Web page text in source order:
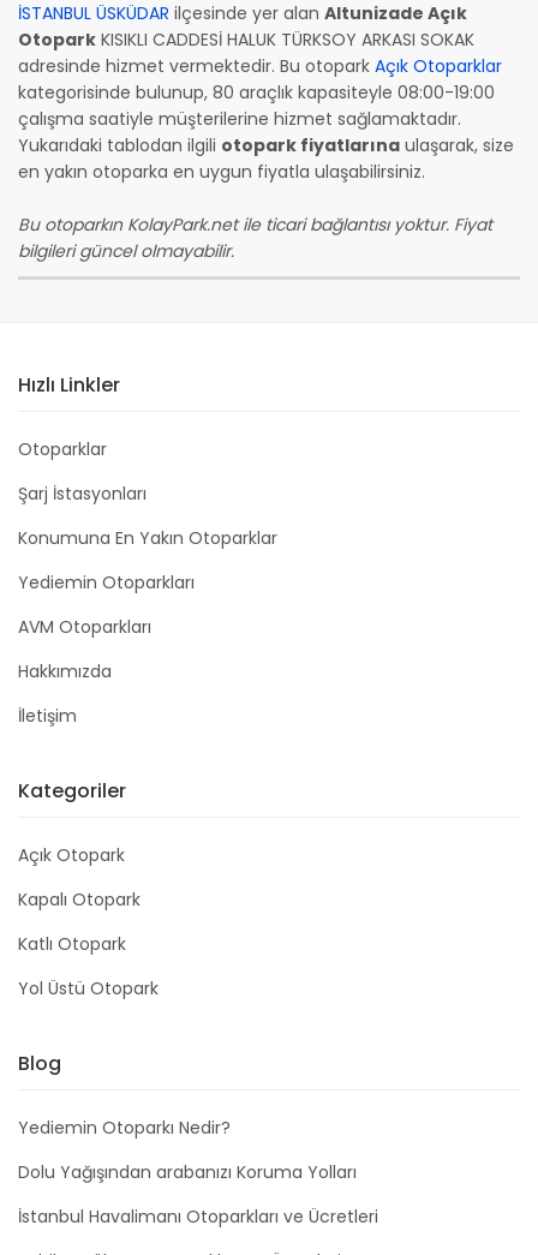
İSTANBUL ÜSKÜDAR ilçesinde yer alan Altunizade Açık
Otopark KISIKLI CADDESİ HALUK TÜRKSOY ARKASI SOKAK
adresinde hizmet vermektedir. Bu otopark Açık Otoparklar
kategorisinde bulunup, 80 araçlık kapasiteyle 08:00-19:00
çalışma saatiyle müşterilerine hizmet sağlamaktadır.
Yukarıdaki tablodan ilgili otopark fiyatlarına ulaşarak, size
en yakın otoparka en uygun fiyatla ulaşabilirsiniz.
Bu otoparkın KolayPark.net ile ticari bağlantısı yoktur. Fiyat
bilgileri güncel olmayabilir.
Hızlı Linkler
Otoparklar
Şarj İstasyonları
Konumuna En Yakın Otoparklar
Yediemin Otoparkları
AVM Otoparkları
Hakkımızda
İletişim
Kategoriler
Açık Otopark
Kapalı Otopark
Katlı Otopark
Yol Üstü Otopark
Blog
Yediemin Otoparkı Nedir?
Dolu Yağışından arabanızı Koruma Yolları
İstanbul Havalimanı Otoparkları ve Ücretleri